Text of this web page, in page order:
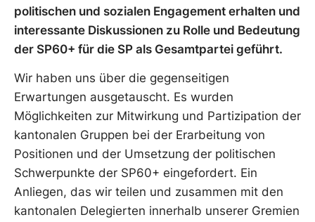
politischen und sozialen Engagement erhalten und
interessante Diskussionen zu Rolle und Bedeutung
der SP60+ für die SP als Gesamtpartei geführt.
Wir haben uns über die gegenseitigen
Erwartungen ausgetauscht. Es wurden
Möglichkeiten zur Mitwirkung und Partizipation der
kantonalen Gruppen bei der Erarbeitung von
Positionen und der Umsetzung der politischen
Schwerpunkte der SP60+ eingefordert. Ein
Anliegen, das wir teilen und zusammen mit den
kantonalen Delegierten innerhalb unserer Gremien